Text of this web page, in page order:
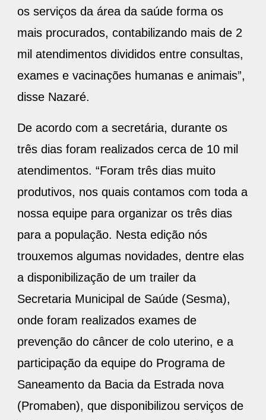
os serviços da área da saúde forma os
mais procurados, contabilizando mais de 2
mil atendimentos divididos entre consultas,
exames e vacinações humanas e animais”,
disse Nazaré.
De acordo com a secretária, durante os
três dias foram realizados cerca de 10 mil
atendimentos. “Foram três dias muito
produtivos, nos quais contamos com toda a
nossa equipe para organizar os três dias
para a população. Nesta edição nós
trouxemos algumas novidades, dentre elas
a disponibilização de um trailer da
Secretaria Municipal de Saúde (Sesma),
onde foram realizados exames de
prevenção do câncer de colo uterino, e a
participação da equipe do Programa de
Saneamento da Bacia da Estrada nova
(Promaben), que disponibilizou serviços de